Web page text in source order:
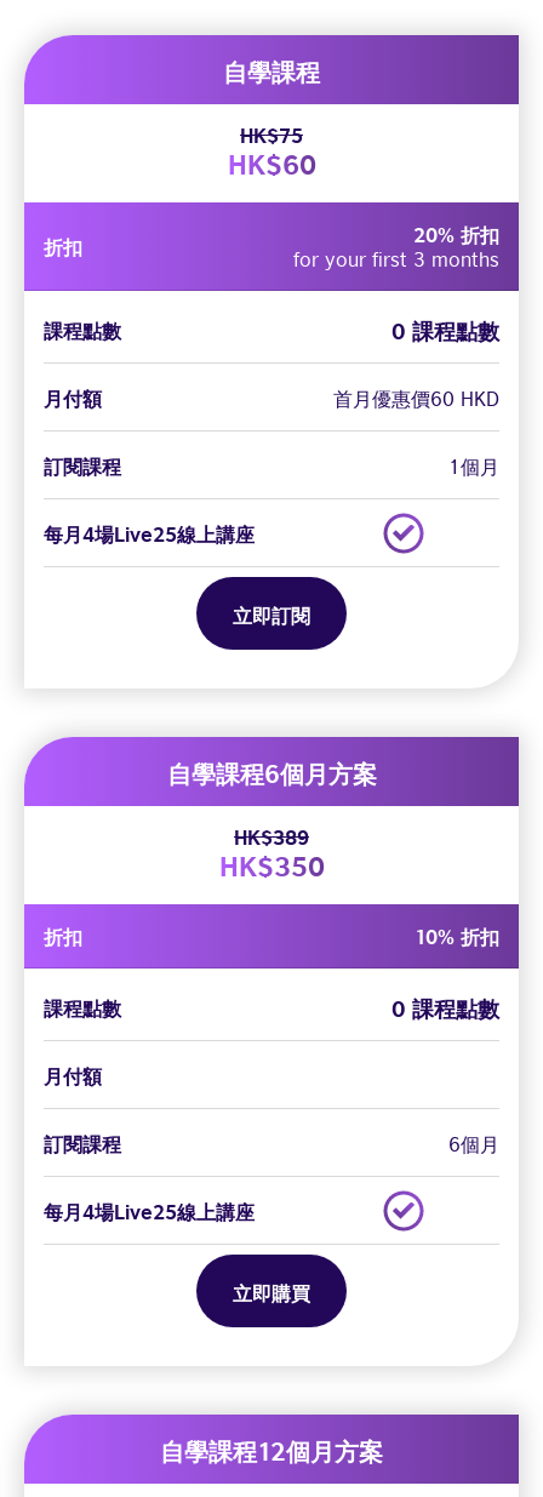
自學課程
HK$75
HK$60
折扣 20% 折扣
for your first 3 months
課程點數 0 課程點數
月付額 首月優惠價60 HKD
訂閱課程 1個月
每月4場Live25線上講座
立即訂閱
自學課程6個月方案
HK$389
HK$350
折扣 10% 折扣
課程點數 0 課程點數
月付額
訂閱課程 6個月
每月4場Live25線上講座
立即購買
自學課程12個月方案